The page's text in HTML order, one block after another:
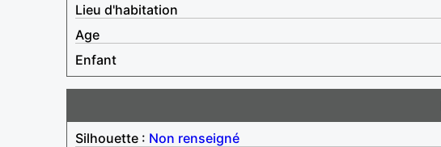
Lieu d'habitation
Age
Enfant
Silhouette : Non renseigné